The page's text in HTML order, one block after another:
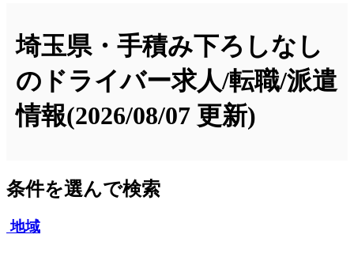
埼玉県・手積み下ろしなし
のドライバー求人/転職/派遣
情報(2026/08/07 更新)
条件を選んで検索
地域